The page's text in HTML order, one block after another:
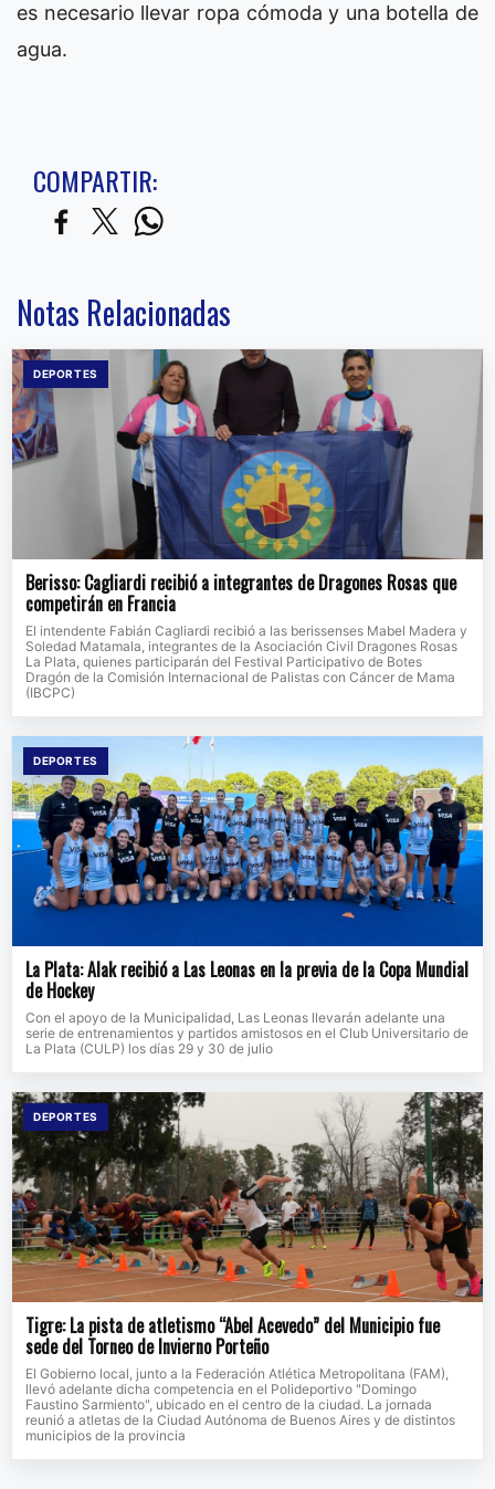
es necesario llevar ropa cómoda y una botella de
agua.
COMPARTIR:
Notas Relacionadas
DEPORTES
Berisso: Cagliardi recibió a integrantes de Dragones Rosas que
competirán en Francia
El intendente Fabián Cagliardi recibió a las berissenses Mabel Madera y
Soledad Matamala, integrantes de la Asociación Civil Dragones Rosas
La Plata, quienes participarán del Festival Participativo de Botes
Dragón de la Comisión Internacional de Palistas con Cáncer de Mama
(IBCPC)
DEPORTES
La Plata: Alak recibió a Las Leonas en la previa de la Copa Mundial
de Hockey
Con el apoyo de la Municipalidad, Las Leonas llevarán adelante una
serie de entrenamientos y partidos amistosos en el Club Universitario de
La Plata (CULP) los días 29 y 30 de julio
DEPORTES
Tigre: La pista de atletismo “Abel Acevedo” del Municipio fue
sede del Torneo de Invierno Porteño
El Gobierno local, junto a la Federación Atlética Metropolitana (FAM),
llevó adelante dicha competencia en el Polideportivo "Domingo
Faustino Sarmiento", ubicado en el centro de la ciudad. La jornada
reunió a atletas de la Ciudad Autónoma de Buenos Aires y de distintos
municipios de la provincia